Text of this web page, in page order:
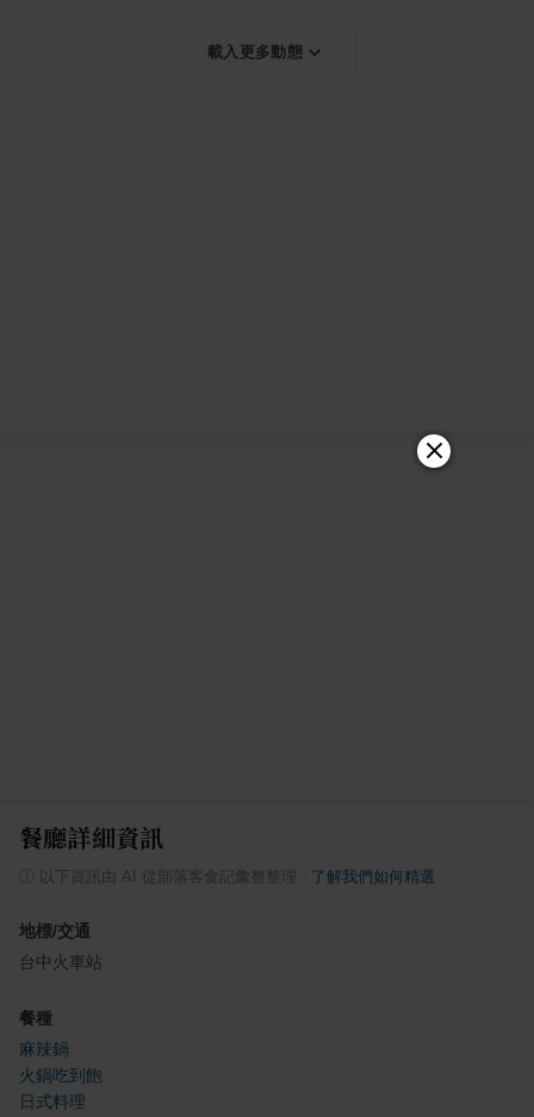
載入更多動態
餐廳詳細資訊
以下資訊由 AI 從部落客食記彙整整理 了解我們如何精選
地標/交通
台中火車站
餐種
麻辣鍋
火鍋吃到飽
日式料理